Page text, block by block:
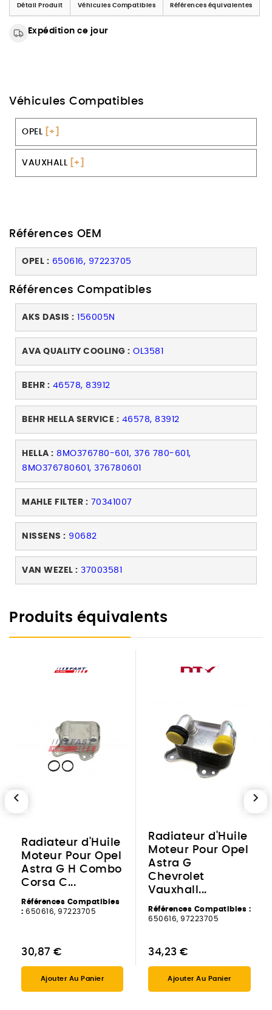
Détail Produit Véhicules Compatibles Références équivalentes
Expédition ce jour
Véhicules Compatibles
OPEL [+]
VAUXHALL [+]
Références OEM
OPEL : 650616, 97223705
Références Compatibles
AKS DASIS : 156005N
AVA QUALITY COOLING : OL3581
BEHR : 46578, 83912
BEHR HELLA SERVICE : 46578, 83912
HELLA : 8MO376780-601, 376 780-601,
8MO376780601, 376780601
MAHLE FILTER : 70341007
NISSENS : 90682
VAN WEZEL : 37003581
Produits équivalents
Radiateur d'Huile
Moteur Pour Opel
Astra G H Combo
Corsa C...
Références Compatibles
: 650616, 97223705
30,87 €
Ajouter Au Panier
Radiateur d'Huile
Moteur Pour Opel
Astra G
Chevrolet
Vauxhall...
Références Compatibles :
650616, 97223705
34,23 €
Ajouter Au Panier
chevron_left chevron_right